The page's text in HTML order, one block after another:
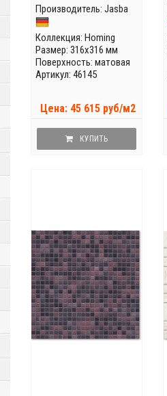
Производитель: Jasba
Коллекция: Homing
Размер: 316x316 мм
Поверхность: матовая
Артикул: 46145
Цена: 45 615 руб/м2
КУПИТЬ